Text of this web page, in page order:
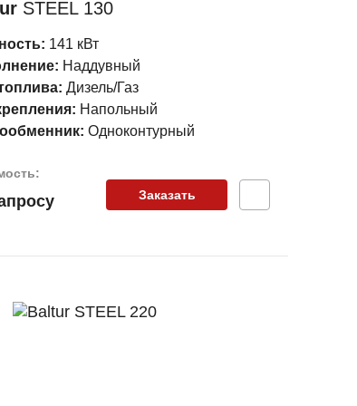
STEEL 130
141 кВт
Наддувный
Дизель/Газ
Напольный
Одноконтурный
Заказать